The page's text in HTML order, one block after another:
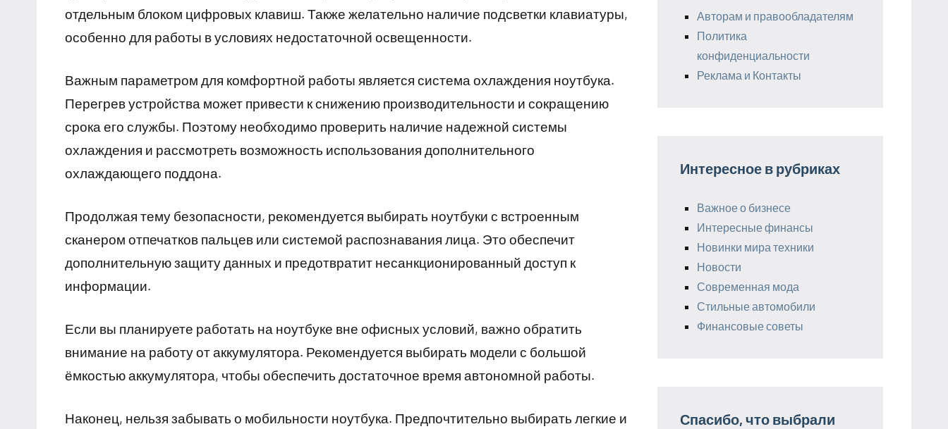
отдельным блоком цифровых клавиш. Также желательно наличие подсветки клавиатуры,
особенно для работы в условиях недостаточной освещенности.
Важным параметром для комфортной работы является система охлаждения ноутбука.
Перегрев устройства может привести к снижению производительности и сокращению
срока его службы. Поэтому необходимо проверить наличие надежной системы
охлаждения и рассмотреть возможность использования дополнительного
охлаждающего поддона.
Продолжая тему безопасности, рекомендуется выбирать ноутбуки с встроенным
сканером отпечатков пальцев или системой распознавания лица. Это обеспечит
дополнительную защиту данных и предотвратит несанкционированный доступ к
информации.
Если вы планируете работать на ноутбуке вне офисных условий, важно обратить
внимание на работу от аккумулятора. Рекомендуется выбирать модели с большой
ёмкостью аккумулятора, чтобы обеспечить достаточное время автономной работы.
Наконец, нельзя забывать о мобильности ноутбука. Предпочтительно выбирать легкие и
Авторам и правообладателям
Политика
конфиденциальности
Реклама и Контакты
Интересное в рубриках
Важное о бизнесе
Интересные финансы
Новинки мира техники
Новости
Современная мода
Стильные автомобили
Финансовые советы
Спасибо, что выбрали